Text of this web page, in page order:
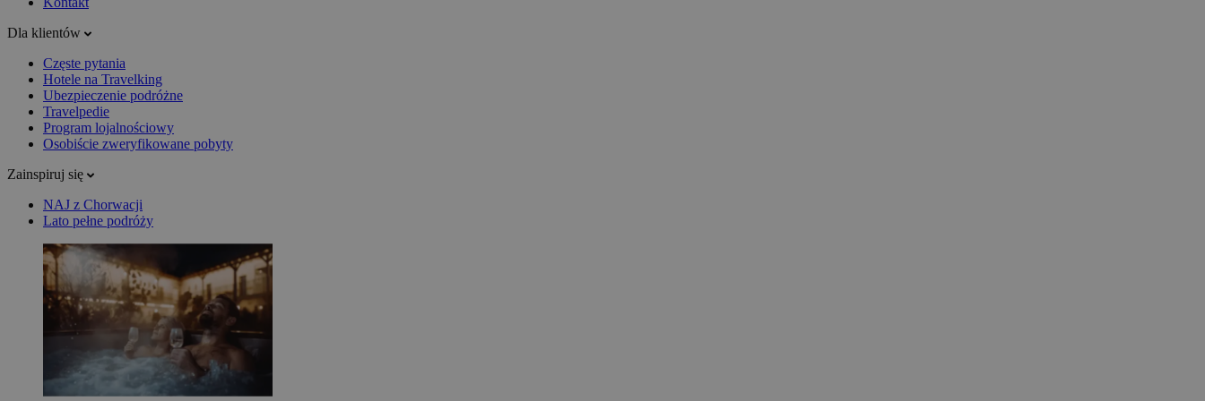
Dla klientów
Częste pytania
Hotele na Travelking
Ubezpieczenie podróżne
Travelpedie
Program lojalnościowy
Osobiście zweryfikowane pobyty
Zainspiruj się
NAJ z Chorwacji
Lato pełne podróży